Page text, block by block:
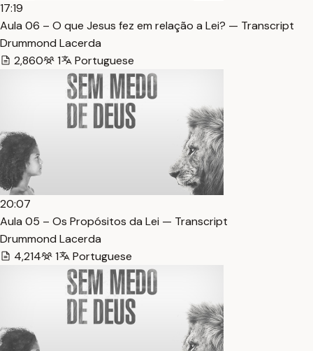
17:19
Aula 06 – O que Jesus fez em relação a Lei? — Transcript
Drummond Lacerda
2,860
1 Portuguese
20:07
Aula 05 – Os Propósitos da Lei — Transcript
Drummond Lacerda
4,214
1 Portuguese